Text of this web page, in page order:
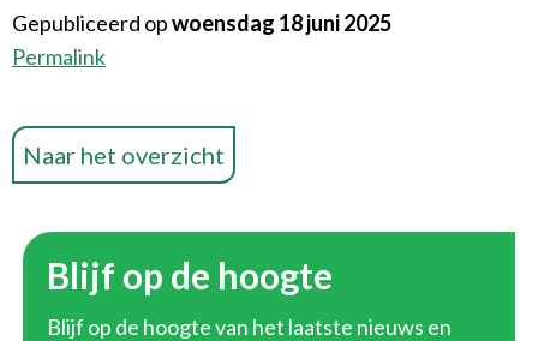
Gepubliceerd opwoensdag 18 juni 2025
Permalink
Naar het overzicht
Blijf op de hoogte
Blijf op de hoogte van het laatste nieuws en